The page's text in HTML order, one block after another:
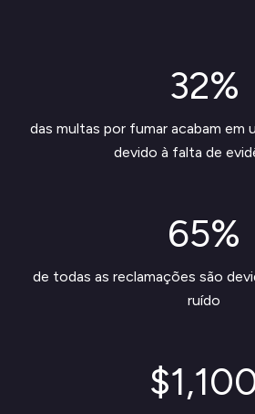
32%
das multas por fumar acabam em
devido à falta de
65%
de todas as reclamações são
ruído